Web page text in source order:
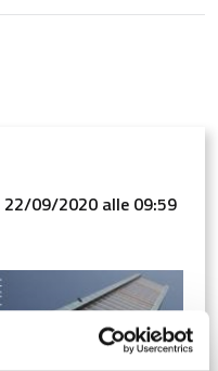
22/09/2020 alle 09:59